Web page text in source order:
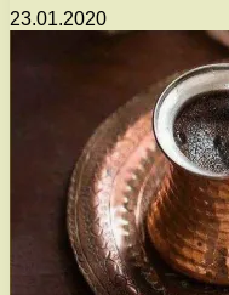
23.01.2020